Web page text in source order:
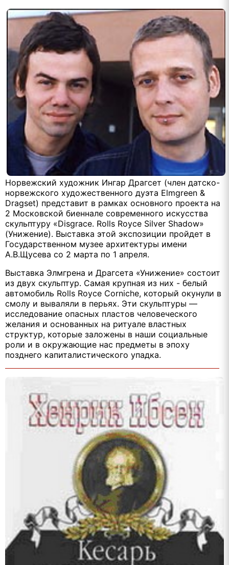
Норвежский художник Ингар Драгсет (член датско-
норвежского художественного дуэта Elmgreen &
Dragset) представит в рамках основного проекта на
2 Московской биеннале современного искусства
скульптуру «Disgrace. Rolls Royce Silver Shadow»
(Унижение). Выставка этой экспозиции пройдет в
Государственном музее архитектуры имени
А.В.Щусева со 2 марта по 1 апреля.
Выставка Элмгрена и Драгсета «Унижение» состоит
из двух скульптур. Самая крупная из них - белый
автомобиль Rolls Royce Corniche, который окунули в
смолу и вываляли в перьях. Эти скульптуры —
исследование опасных пластов человеческого
желания и основанных на ритуале властных
структур, которые заложены в наши социальные
роли и в окружающие нас предметы в эпоху
позднего капиталистического упадка.